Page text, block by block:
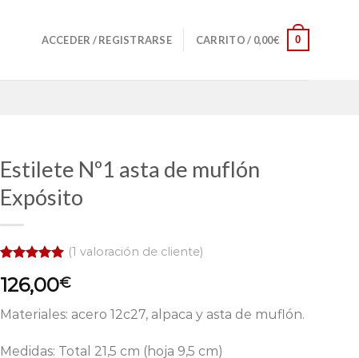
ACCEDER / REGISTRARSE CARRITO / 0,00€ 0
Estilete Nº1 asta de muflón
Expósito
con5.00
de 5 en
base a
valoración
cliente
(1 valoración de cliente)
126,00€
Materiales: acero 12c27, alpaca y asta de muflón.
Medidas: Total 21,5 cm (hoja 9,5 cm)